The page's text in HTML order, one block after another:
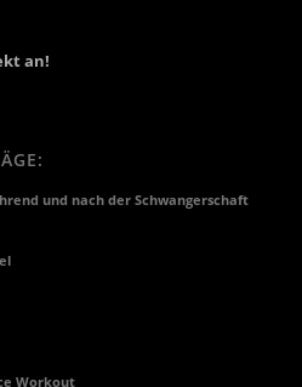
an!
und nach der Schwangerschaft
Workout